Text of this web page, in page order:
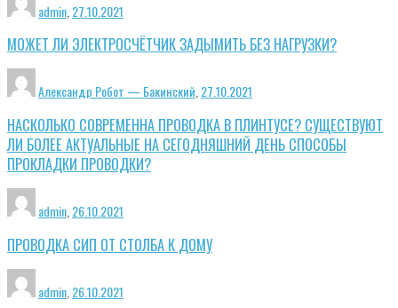
admin 27.10.2021
МОЖЕТ ЛИ ЭЛЕКТРОСЧЁТЧИК ЗАДЫМИТЬ БЕЗ НАГРУЗКИ?
Александр Робот — Бакинский,27.10.2021
НАСКОЛЬКО СОВРЕМЕННА ПРОВОДКА В ПЛИНТУСЕ? СУЩЕСТВУЮТ
ЛИ БОЛЕЕ АКТУАЛЬНЫЕ НА СЕГОДНЯШНИЙ ДЕНЬ СПОСОБЫ
ПРОКЛАДКИ ПРОВОДКИ?
admin 26.10.2021
ПРОВОДКА СИП ОТ СТОЛБА К ДОМУ
admin 26.10.2021